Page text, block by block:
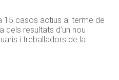
15 casos actius al terme de
dels resultats d’un nou
i treballadors de la